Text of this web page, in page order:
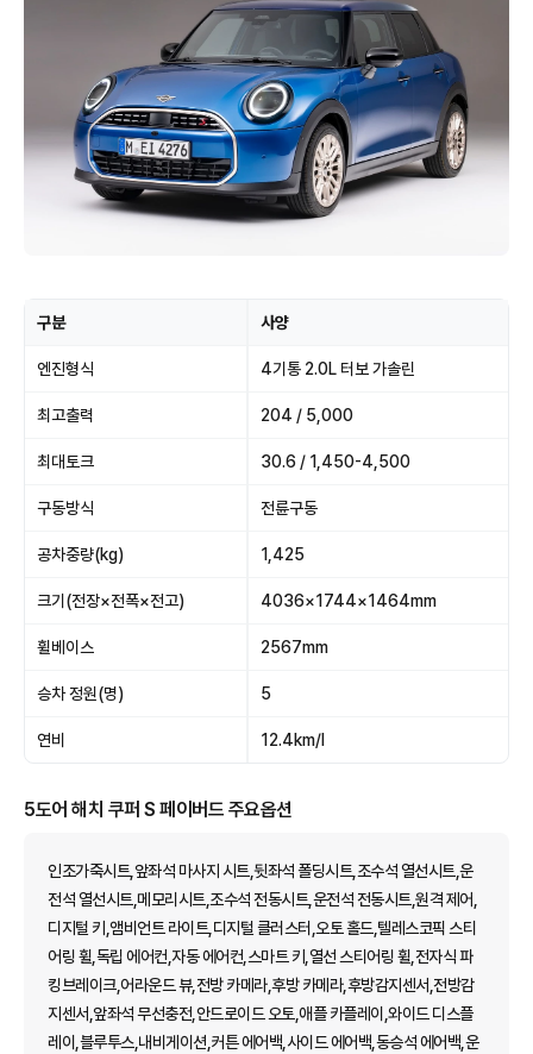
구분 사양
엔진형식 4기통 2.0L 터보 가솔린
최고출력 204 / 5,000
최대토크 30.6 / 1,450-4,500
구동방식 전륜구동
공차중량(kg) 1,425
크기(전장×전폭×전고) 4036×1744×1464mm
휠베이스 2567mm
승차 정원(명) 5
연비 12.4km/l
5도어 해치 쿠퍼 S 페이버드 주요옵션
인조가죽시트,앞좌석 마사지 시트,뒷좌석 폴딩시트,조수석 열선시트,운
전석 열선시트,메모리시트,조수석 전동시트,운전석 전동시트,원격 제어,
디지털 키,앰비언트 라이트,디지털 클러스터,오토 홀드,텔레스코픽 스티
어링 휠,독립 에어컨,자동 에어컨,스마트 키,열선 스티어링 휠,전자식 파
킹브레이크,어라운드 뷰,전방 카메라,후방 카메라,후방감지센서,전방감
지센서,앞좌석 무선충전,안드로이드 오토,애플 카플레이,와이드 디스플
레이,블루투스,내비게이션,커튼 에어백,사이드 에어백,동승석 에어백,운